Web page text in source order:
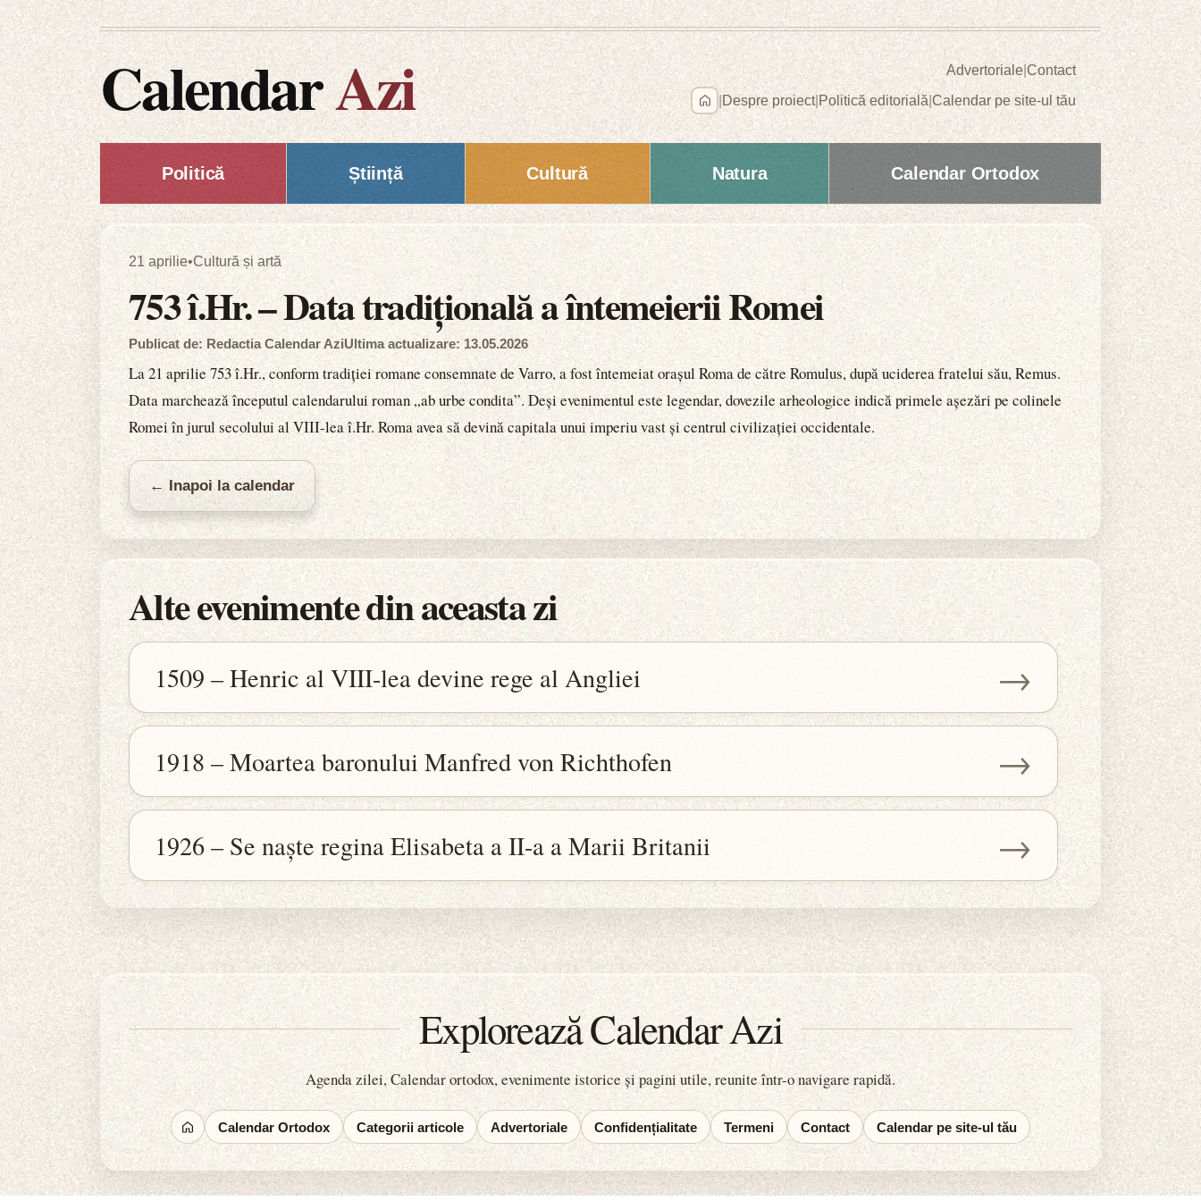
CalendarAzi Advertoriale|Contact
Despre proiect| Politică editorială|Calendar pe site-ul tău
Politică Știință Cultură Natura Calendar Ortodox
21 aprilie•Cultură și artă
753 î.Hr. – Data tradițională a întemeierii Romei
Publicat de: Redactia Calendar AziUltima actualizare: 13.05.2026
La 21 aprilie 753 î.Hr., conform tradiției romane consemnate de Varro, a fost întemeiat orașul Roma de către Romulus, după uciderea fratelui său, Remus.
Data marchează începutul calendarului roman „ab urbe condita”. Deși evenimentul este legendar, dovezile arheologice indică primele așezări pe colinele
Romei în jurul secolului al VIII-lea î.Hr. Roma avea să devină capitala unui imperiu vast și centrul civilizației occidentale.
← Inapoi la calendar
Alte evenimente din aceasta zi
1509 – Henric al VIII-lea devine rege al Angliei →
1918 – Moartea baronului Manfred von Richthofen →
1926 – Se naște regina Elisabeta a II-a a Marii Britanii →
Explorează Calendar Azi
Agenda zilei, Calendar ortodox, evenimente istorice și pagini utile, reunite într-o navigare rapidă.
Calendar Ortodox Categorii articole Advertoriale Confidențialitate Termeni Contact Calendar pe site-ul tău